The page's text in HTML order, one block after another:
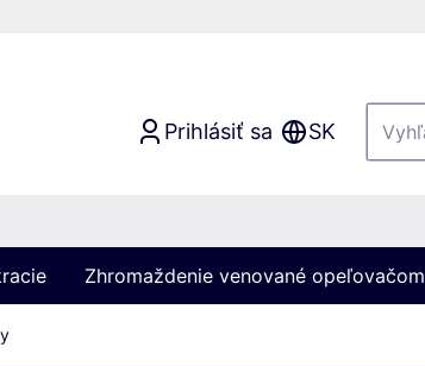
Prihlásiť sa SK
Zhromaždenie venované opeľovačom